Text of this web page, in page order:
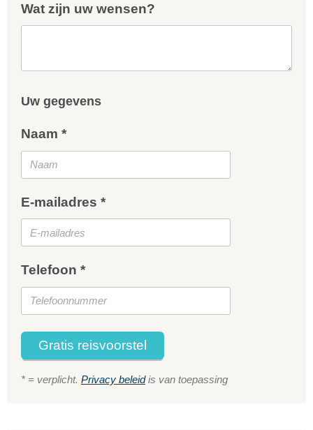
Wat zijn uw wensen?
Uw gegevens
Naam *
E-mailadres *
Telefoon *
Gratis reisvoorstel
* = verplicht. Privacy beleidis van toepassing